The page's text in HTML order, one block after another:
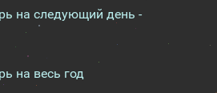
на следующий день -
на весь год